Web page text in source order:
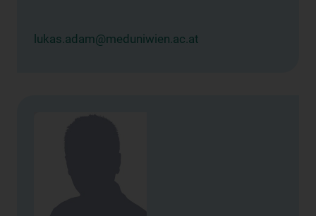
lukas.adam@meduniwien.ac.at